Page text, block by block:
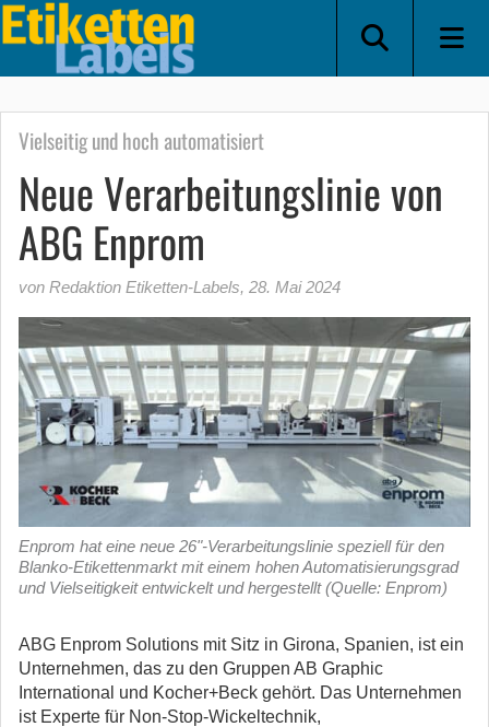
Vielseitig und hoch automatisiert
Neue Verarbeitungslinie von
ABG Enprom
von Redaktion Etiketten-Labels, 28. Mai 2024
Enprom hat eine neue 26"-Verarbeitungslinie speziell für den
Blanko-Etikettenmarkt mit einem hohen Automatisierungsgrad
und Vielseitigkeit entwickelt und hergestellt (Quelle: Enprom)
ABG Enprom Solutions mit Sitz in Girona, Spanien, ist ein
Unternehmen, das zu den Gruppen AB Graphic
International und Kocher+Beck gehört. Das Unternehmen
ist Experte für Non-Stop-Wickeltechnik,